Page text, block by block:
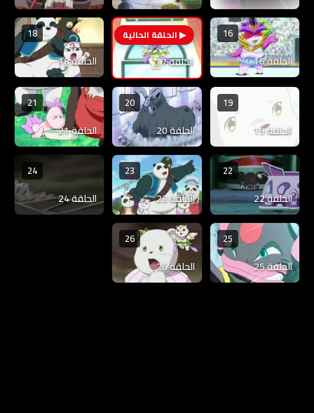
16
الحلقة 16
17
الحلقة 17
18
الحلقة 18
19
الحلقة 19
20
الحلقة 20
21
الحلقة 21
22
الحلقة 22
23
الحلقة 23
24
الحلقة 24
25
الحلقة 25
26
الحلقة 26